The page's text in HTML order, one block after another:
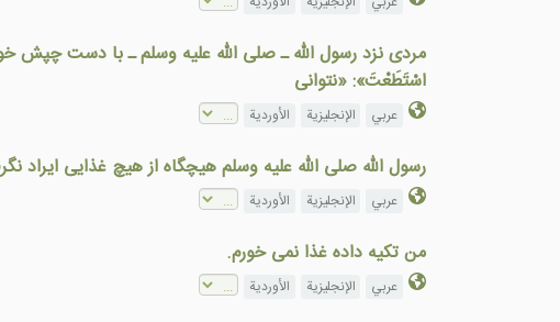
مردی نزد رسول الله ـ صلی الله علیه وسلم ـ با دست چپش
اسْتَطَعْتَ»: «نتوانی
عربي الإنجليزية الأوردية
رسول الله صلى الله عليه وسلم هيچگاه از هيچ غذايی
عربي الإنجليزية الأوردية
من تكيه داده غذا نمی خورم.
عربي الإنجليزية الأوردية